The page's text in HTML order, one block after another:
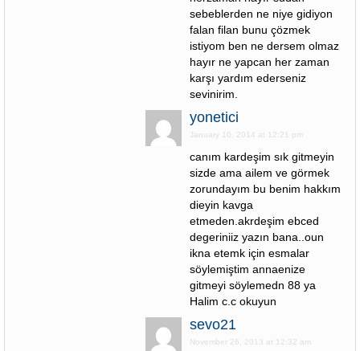
sebeblerden ne niye gidiyon
falan filan bunu çözmek
istiyom ben ne dersem olmaz
hayır ne yapcan her zaman
karşı yardım ederseniz
sevinirim.
yonetici
January 10, 2014 at 12:21 pm
canım kardeşim sık gitmeyin
sizde ama ailem ve görmek
zorundayım bu benim hakkım
dieyin kavga
etmeden.akrdeşim ebced
degeriniiz yazın bana..oun
ikna etemk için esmalar
söylemiştim annaenize
gitmeyi söylemedn 88 ya
Halim c.c okuyun
sevo21
November 26, 2013 at 12:32 am